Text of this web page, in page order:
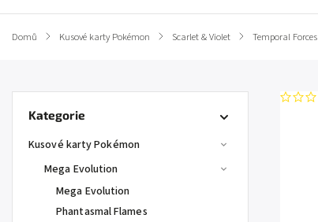
Domů / Kusové karty Pokémon / Scarlet & Violet / Temporal Forces
Kategorie
Kusové karty Pokémon
Mega Evolution
Mega Evolution
Phantasmal Flames